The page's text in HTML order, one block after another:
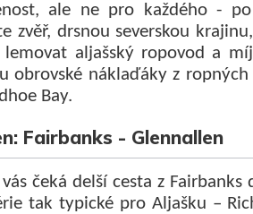
ale ne pro každého -
zvěř, drsnou severskou
lemovat aljašský ropovod a
obrovské náklaďáky z
Bay.
Fairbanks - Glennallen
vás čeká delší cesta z
tak typické pro Aljašku –